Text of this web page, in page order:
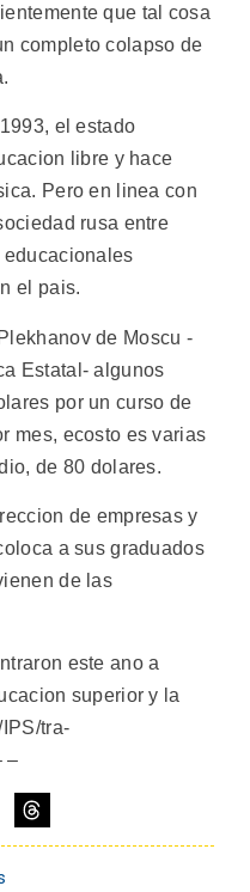
que tal cosa
completo colapso de
el estado
libre y hace
Pero en linea con
rusa entre
educacionales
el pais.
de Moscu -
Estatal- algunos
por un curso de
mes, ecosto es varias
de 80 dolares.
de empresas y
a sus graduados
de las
este ano a
superior y la
tra-
–